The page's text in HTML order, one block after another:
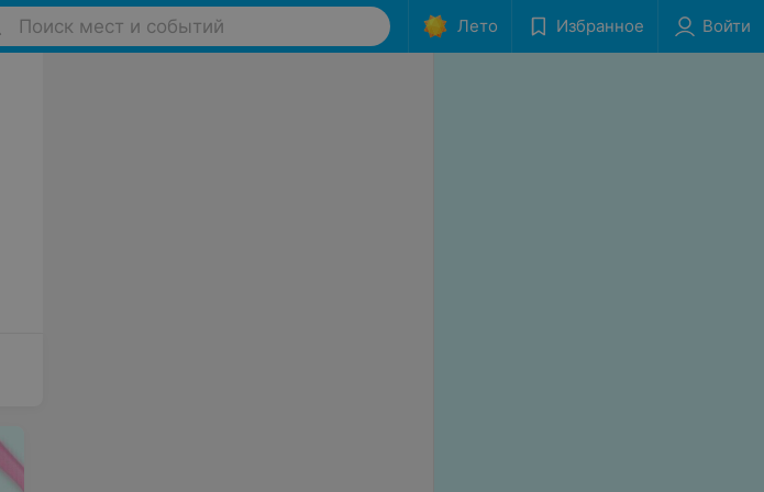
Поиск мест и событий Лето Избранное Войти